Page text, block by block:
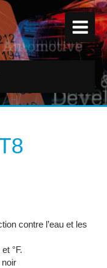
contre l’eau et les
°F.